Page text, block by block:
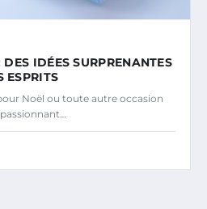
IDÉES SURPRENANTES
ESPRITS
Noël ou toute autre occasion